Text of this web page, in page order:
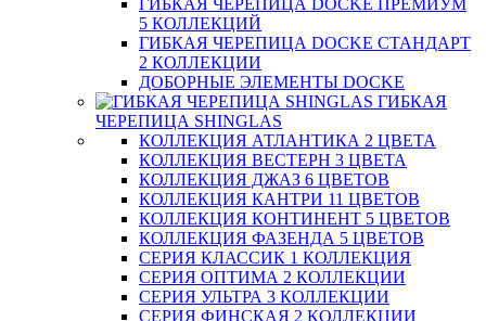
ГИБКАЯ ЧЕРЕПИЦА DOCKE ПРЕМИУМ
5 КОЛЛЕКЦИЙ
ГИБКАЯ ЧЕРЕПИЦА DOCKE СТАНДАРТ
2 КОЛЛЕКЦИИ
ДОБОРНЫЕ ЭЛЕМЕНТЫ DOCKE
ГИБКАЯ
ЧЕРЕПИЦА SHINGLAS
КОЛЛЕКЦИЯ АТЛАНТИКА 2 ЦВЕТА
КОЛЛЕКЦИЯ ВЕСТЕРН 3 ЦВЕТА
КОЛЛЕКЦИЯ ДЖАЗ 6 ЦВЕТОВ
КОЛЛЕКЦИЯ КАНТРИ 11 ЦВЕТОВ
КОЛЛЕКЦИЯ КОНТИНЕНТ 5 ЦВЕТОВ
КОЛЛЕКЦИЯ ФАЗЕНДА 5 ЦВЕТОВ
СЕРИЯ КЛАССИК 1 КОЛЛЕКЦИЯ
СЕРИЯ ОПТИМА 2 КОЛЛЕКЦИИ
СЕРИЯ УЛЬТРА 3 КОЛЛЕКЦИИ
СЕРИЯ ФИНСКАЯ 2 КОЛЛЕКЦИИ